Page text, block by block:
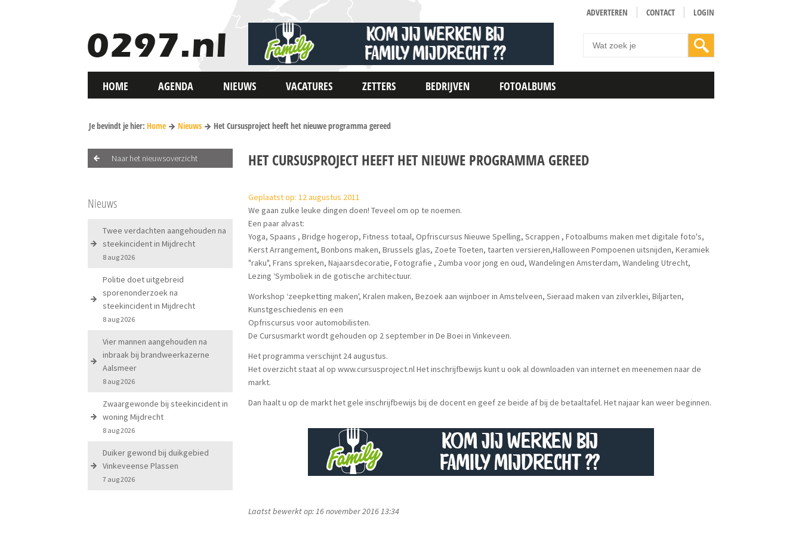
ADVERTEREN CONTACT LOGIN
HOME AGENDA NIEUWS VACATURES ZETTERS BEDRIJVEN FOTOALBUMS
Je bevindt je hier: Home Nieuws Het Cursusproject heeft het nieuwe programma gereed
Naar het nieuwsoverzicht
Nieuws
Twee verdachten aangehouden na
steekincident in Mijdrecht
8 aug 2026
Politie doet uitgebreid
sporenonderzoek na
steekincident in Mijdrecht
8 aug 2026
Vier mannen aangehouden na
inbraak bij brandweerkazerne
Aalsmeer
8 aug 2026
Zwaargewonde bij steekincident in
woning Mijdrecht
8 aug 2026
Duiker gewond bij duikgebied
Vinkeveense Plassen
7 aug 2026
HET CURSUSPROJECT HEEFT HET NIEUWE PROGRAMMA GEREED
Geplaatst op: 12 augustus 2011
We gaan zulke leuke dingen doen! Teveel om op te noemen.
Een paar alvast:
Yoga, Spaans , Bridge hogerop, Fitness totaal, Opfriscursus Nieuwe Spelling, Scrappen , Fotoalbums maken met digitale foto's,
Kerst Arrangement, Bonbons maken, Brussels glas, Zoete Toeten, taarten versieren,Halloween Pompoenen uitsnijden, Keramiek
"raku", Frans spreken, Najaarsdecoratie, Fotografie , Zumba voor jong en oud, Wandelingen Amsterdam, Wandeling Utrecht,
Lezing ‘Symboliek in de gotische architectuur.
Workshop ‘zeepketting maken', Kralen maken, Bezoek aan wijnboer in Amstelveen, Sieraad maken van zilverklei, Biljarten,
Kunstgeschiedenis en een
Opfriscursus voor automobilisten.
De Cursusmarkt wordt gehouden op 2 september in De Boei in Vinkeveen.
Het programma verschijnt 24 augustus.
Het overzicht staat al op www.cursusproject.nl Het inschrijfbewijs kunt u ook al downloaden van internet en meenemen naar de
markt.
Dan haalt u op de markt het gele inschrijfbewijs bij de docent en geef ze beide af bij de betaaltafel. Het najaar kan weer beginnen.
Laatst bewerkt op: 16 november 2016 13:34